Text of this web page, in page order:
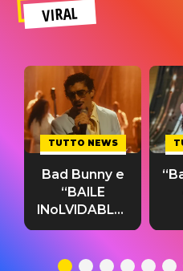
VIRAL
TUTTO NEWS
Bad Bunny e
“BAILE
INoLVIDABLE”:
testo,
significato